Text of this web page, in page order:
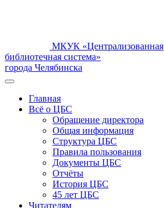
МКУК «Централизованная
библиотечная система»
города Челябинска
Главная
Всё о ЦБС
Обращение директора
Общая информация
Структура ЦБС
Правила пользования
Документы ЦБС
Отчёты
История ЦБС
45 лет ЦБС
Читателям